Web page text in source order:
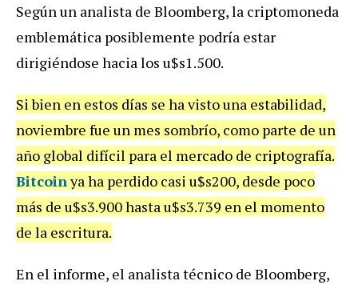
Según un analista de Bloomberg, la criptomoneda
emblemática posiblemente podría estar
dirigiéndose hacia los u$s1.500.
Si bien en estos días se ha visto una estabilidad,
noviembre fue un mes sombrío, como parte de un
año global difícil para el mercado de criptografía.
Bitcoinya ha perdido casi u$s200, desde poco
más de u$s3.900 hasta u$s3.739 en el momento
de la escritura.
En el informe, el analista técnico de Bloomberg,